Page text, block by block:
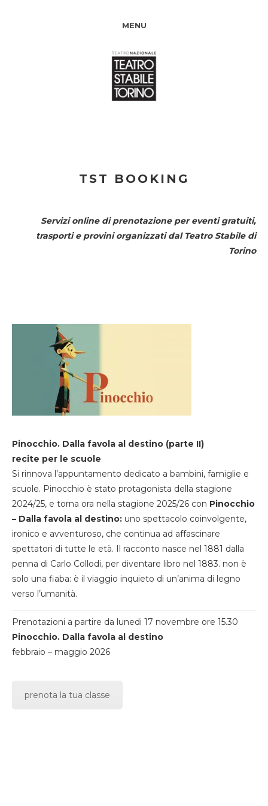
MENU
TST BOOKING
Servizi online di prenotazione per eventi gratuiti,
trasporti e provini organizzati dal Teatro Stabile di
Torino
Pinocchio. Dalla favola al destino (parte II)
recite per le scuole
Si rinnova l’appuntamento dedicato a bambini, famiglie e
scuole. Pinocchio è stato protagonista della stagione
2024/25, e torna ora nella stagione 2025/26 con Pinocchio
– Dalla favola al destino: uno spettacolo coinvolgente,
ironico e avventuroso, che continua ad affascinare
spettatori di tutte le età. Il racconto nasce nel 1881 dalla
penna di Carlo Collodi, per diventare libro nel 1883. non è
solo una fiaba: è il viaggio inquieto di un’anima di legno
verso l’umanità.
Prenotazioni a partire da lunedi 17 novembre ore 15.30
Pinocchio. Dalla favola al destino
febbraio – maggio 2026
prenota la tua classe